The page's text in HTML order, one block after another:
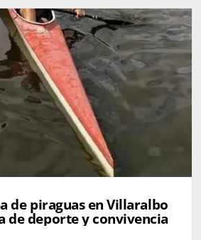
de piraguas en Villaralbo
de deporte y convivencia